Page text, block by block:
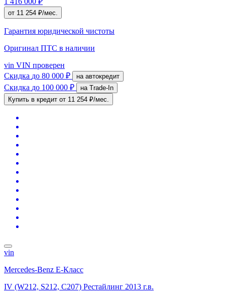
от 11 254 ₽/мес.
Гарантия юридической чистоты
Оригинал ПТС в наличии
vin VIN проверен
Скидка до 80 000 ₽ на автокредит
Скидка до 100 000 ₽
на Trade-In
Купить в кредит от 11 254 ₽/мес.
vin
Mercedes-Benz E-Класс
IV (W212, S212, C207) Рестайлинг 2013 г.в.